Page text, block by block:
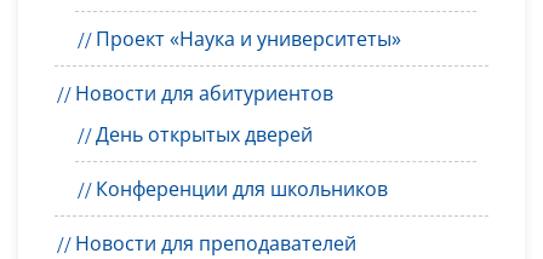
Проект «Наука и университеты»
Новости для абитуриентов
День открытых дверей
Конференции для школьников
Новости для преподавателей